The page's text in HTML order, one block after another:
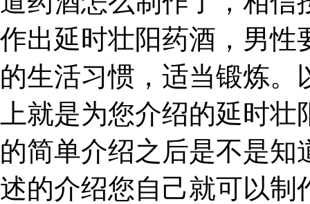
作出延时壮阳药酒，男性
的生活习惯，适当锻炼
上就是为您介绍的延时
的简单介绍之后是不是
述的介绍您自己就可以制